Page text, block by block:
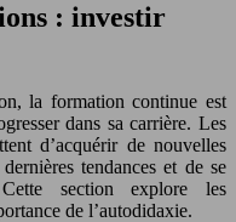
: investir
la formation continue est
dans sa carrière. Les
d’acquérir de nouvelles
tendances et de se
section explore les
de l’autodidaxie.